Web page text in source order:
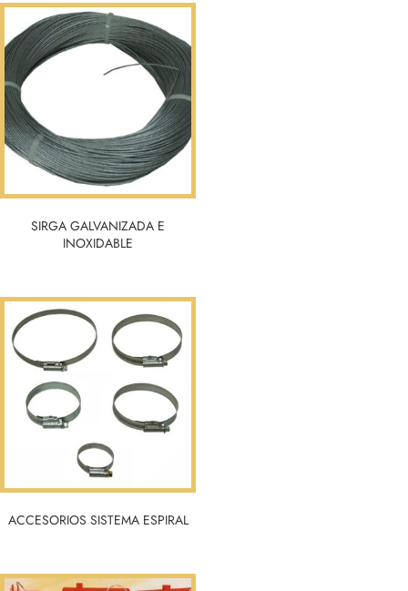
SIRGA GALVANIZADA E
INOXIDABLE
ACCESORIOS SISTEMA ESPIRAL